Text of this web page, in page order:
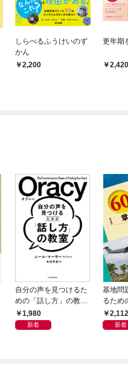
しらべるふうけいのず
かん
2,200
更年期
2,420
自分の声を見つけるた
めの「話し方」の教
室 Ｏｒａｃｙ（オラ
シー）
1,980
新着
基地問
るため
2,112
新着